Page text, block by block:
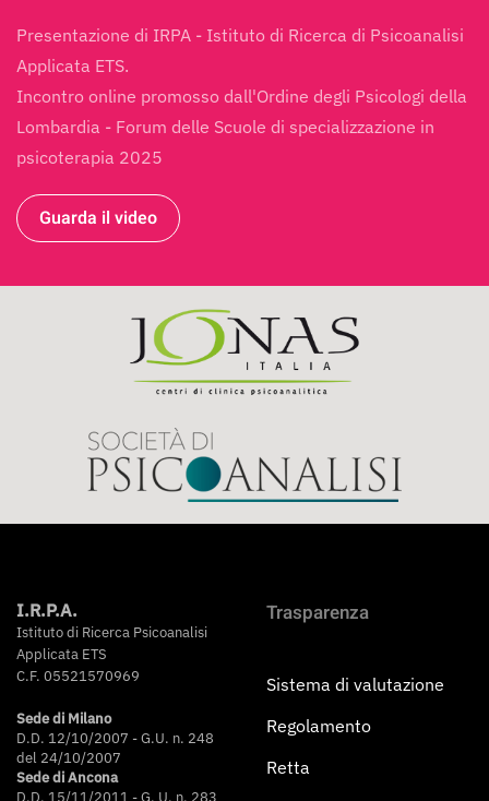
Presentazione di IRPA - Istituto di Ricerca di Psicoanalisi
Applicata ETS.
Incontro online promosso dall'Ordine degli Psicologi della
Lombardia - Forum delle Scuole di specializzazione in
psicoterapia 2025
Guarda il video
I.R.P.A.
Istituto di Ricerca Psicoanalisi
Applicata ETS
C.F. 05521570969
Sede di Milano
D.D. 12/10/2007 - G.U. n. 248
del 24/10/2007
Sede di Ancona
D.D. 15/11/2011 - G. U. n. 283
Trasparenza
Sistema di valutazione
Regolamento
Retta